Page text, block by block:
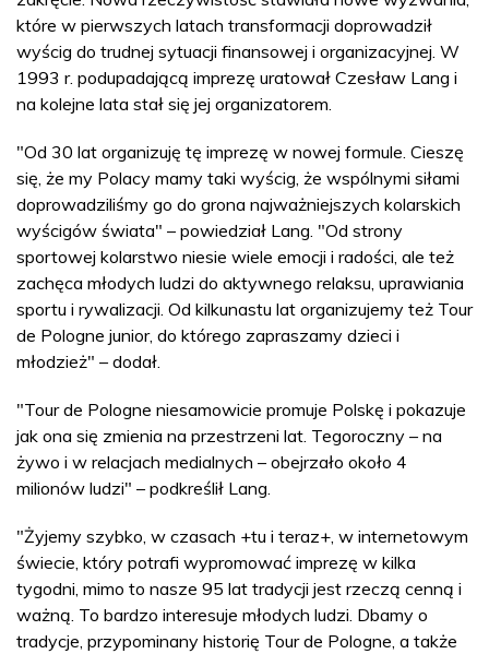
które w pierwszych latach transformacji doprowadził
wyścig do trudnej sytuacji finansowej i organizacyjnej. W
1993 r. podupadającą imprezę uratował Czesław Lang i
na kolejne lata stał się jej organizatorem.
"Od 30 lat organizuję tę imprezę w nowej formule. Cieszę
się, że my Polacy mamy taki wyścig, że wspólnymi siłami
doprowadziliśmy go do grona najważniejszych kolarskich
wyścigów świata" – powiedział Lang. "Od strony
sportowej kolarstwo niesie wiele emocji i radości, ale też
zachęca młodych ludzi do aktywnego relaksu, uprawiania
sportu i rywalizacji. Od kilkunastu lat organizujemy też Tour
de Pologne junior, do którego zapraszamy dzieci i
młodzież" – dodał.
"Tour de Pologne niesamowicie promuje Polskę i pokazuje
jak ona się zmienia na przestrzeni lat. Tegoroczny – na
żywo i w relacjach medialnych – obejrzało około 4
milionów ludzi" – podkreślił Lang.
"Żyjemy szybko, w czasach +tu i teraz+, w internetowym
świecie, który potrafi wypromować imprezę w kilka
tygodni, mimo to nasze 95 lat tradycji jest rzeczą cenną i
ważną. To bardzo interesuje młodych ludzi. Dbamy o
tradycje, przypominany historię Tour de Pologne, a także